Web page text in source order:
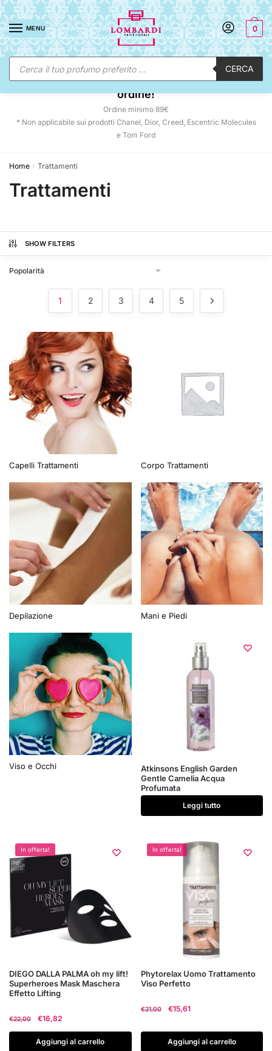
Skip
to
navigation
Skip
to
content
MENU
Ricerca
prodotti CERCA
0
☀️ SUNNY DAYS:-12% automatico sul tuo
ordine!
Ordine minimo 89€
* Non applicabile sui prodotti Chanel, Dior, Creed, Escentric Molecules
e Tom Ford
Home / Trattamenti
Trattamenti
SHOW FILTERS
1 2 3 4 5
Capelli Trattamenti Corpo Trattamenti
Depilazione Mani e Piedi
Viso e Occhi
Atkinsons English Garden
Gentle Camelia Acqua
Profumata
Leggi tutto
In offerta!
DIEGO DALLA PALMA oh my lift!
Superheroes Mask Maschera
Effetto Lifting
€22,00
Il
originale
€16,82
attuale
Aggiungi al carrello
In offerta!
Phytorelax Uomo Trattamento
Viso Perfetto
€21,00
Il
originale
era:
€15,61
attuale
è:
Aggiungi al carrello